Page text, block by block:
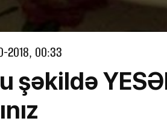
2018, 00:33
şəkildə